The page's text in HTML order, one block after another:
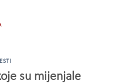
su mijenjale